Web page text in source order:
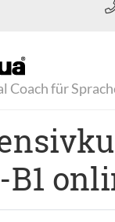
Coach für
B1